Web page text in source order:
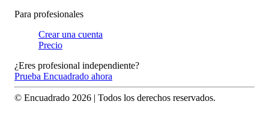
Para profesionales
Crear una cuenta
Precio
¿Eres profesional independiente?
Prueba Encuadrado ahora
© Encuadrado 2026 | Todos los derechos reservados.